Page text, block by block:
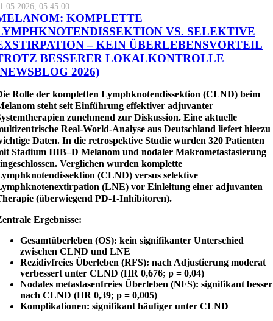
05:45:00
KOMPLETTE
VS. SELEKTIVE
– KEIN ÜBERLEBENSVORTEIL
BESSERER LOKALKONTROLLE
2026)
Rolle der kompletten Lymphknotendissektion (CLND) beim
steht seit Einführung effektiver adjuvanter
zunehmend zur Diskussion. Eine aktuelle
Real-World-Analyse aus Deutschland liefert hierzu
Daten. In die retrospektive Studie wurden 320 Patienten
Stadium IIIB–D Melanom und nodaler Makrometastasierung
Verglichen wurden komplette
(CLND) versus selektive
(LNE) vor Einleitung einer adjuvanten
(überwiegend PD-1-Inhibitoren).
Ergebnisse:
Gesamtüberleben (OS): kein signifikanter Unterschied
zwischen CLND und LNE
Rezidivfreies Überleben (RFS): nach Adjustierung moderat
verbessert unter CLND (HR 0,676; p = 0,04)
Nodales metastasenfreies Überleben (NFS): signifikant besser
nach CLND (HR 0,39; p = 0,005)
Komplikationen: signifikant häufiger unter CLND